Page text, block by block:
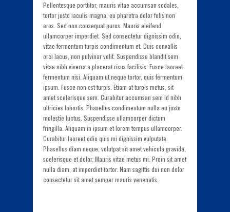
Pellentesque porttitor, mauris vitae accumsan sodales,
tortor justo iaculis magna, eu pharetra dolor felis non
eros. Sed non consequat purus. Mauris eleifend
ullamcorper imperdiet. Sed consectetur dignissim odio,
vitae fermentum turpis condimentum et. Duis convallis
orci lacus, non pulvinar velit. Suspendisse blandit sem
vitae nibh viverra a placerat risus facilisis. Fusce laoreet
fermentum nisi. Aliquam ut neque tortor, quis fermentum
ipsum. Fusce non est turpis. Etiam at turpis metus, sit
amet scelerisque sem. Curabitur accumsan sem id nibh
ultricies lobortis. Phasellus condimentum nulla eu justo
molestie luctus. Suspendisse ullamcorper dictum
fringilla. Aliquam in ipsum et lorem tempus ullamcorper.
Curabitur laoreet odio quis mi dignissim vulputate.
Phasellus diam neque, volutpat sit amet vehicula gravida,
scelerisque et dolor. Mauris vitae metus mi. Proin sit amet
nulla diam, at imperdiet tortor. Nam sagittis dui non dolor
consectetur sit amet semper mauris venenatis.